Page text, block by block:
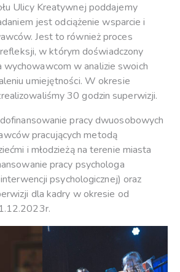
Ulicy Kreatywnej poddajemy
jest odciążenie wsparcie i
Jest to również proces
w którym doświadczony
wychowawcom w analizie swoich
umiejętności. W okresie
30 godzin superwizji.
pracy dwuosobowych
pracujących metodą
i młodzieżą na terenie miasta
pracy psychologa
psychologicznej) oraz
dla kadry w okresie od